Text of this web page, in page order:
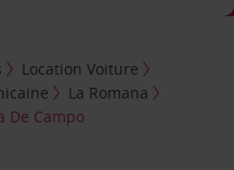
Location Voiture
La Romana
De Campo